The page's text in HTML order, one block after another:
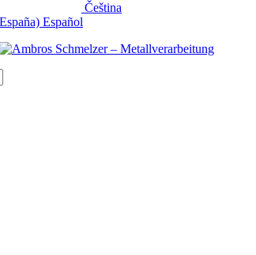
Čeština
Español